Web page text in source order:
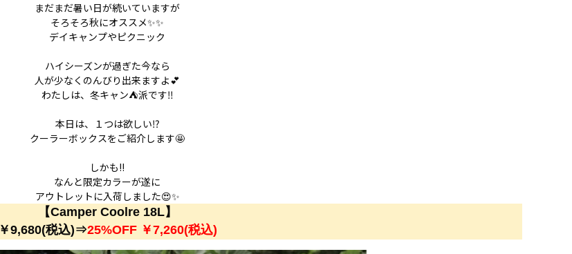
まだまだ暑い日が続いていますが
そろそろ秋にオススメ✨✨
デイキャンプやピクニック
ハイシーズンが過ぎた今なら
人が少なくのんびり出来ますよ💕
わたしは、冬キャン⛺派です‼
本日は、１つは欲しい⁉
クーラーボックスをご紹介します🤩
しかも!!
なんと限定カラーが遂に
アウトレットに入荷しました😍✨
【Camper Coolre 18L】
￥9,680(税込)⇒25%OFF ￥7,260(税込)